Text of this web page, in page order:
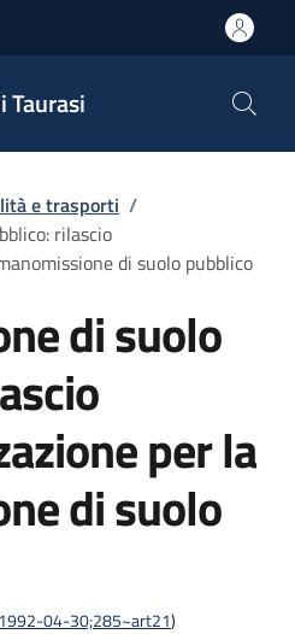
Taurasi
e trasporti /
rilascio
di suolo pubblico
di suolo
per la
di suolo
04-30;285~art21)